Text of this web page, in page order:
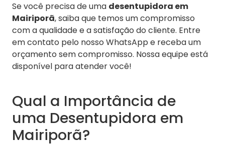
Se você precisa de uma desentupidora em
Mairiporã, saiba que temos um compromisso
com a qualidade e a satisfação do cliente. Entre
em contato pelo nosso WhatsApp e receba um
orçamento sem compromisso. Nossa equipe está
disponível para atender você!
Qual a Importância de
uma Desentupidora em
Mairiporã?